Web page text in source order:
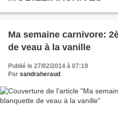
Ma semaine carnivore:
de veau à la vanille
Publié le 27/02/2014 à 07:19
Par sandraheraud